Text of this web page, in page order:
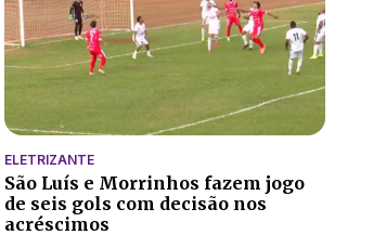
ELETRIZANTE
São Luís e Morrinhos fazem jogo
de seis gols com decisão nos
acréscimos